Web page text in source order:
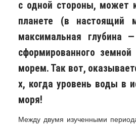
с одной стороны, может
планете (в настоящий
максимальная
сформированного
морем. Так вот,
х, когда уровень воды в
моря!
Между двумя изученными